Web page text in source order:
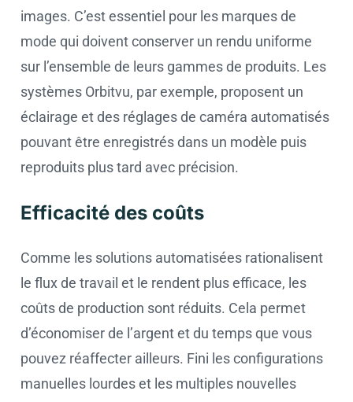
images. C’est essentiel pour les marques de
mode qui doivent conserver un rendu uniforme
sur l’ensemble de leurs gammes de produits. Les
systèmes Orbitvu, par exemple, proposent un
éclairage et des réglages de caméra automatisés
pouvant être enregistrés dans un modèle puis
reproduits plus tard avec précision.
Efficacité des coûts
Comme les solutions automatisées rationalisent
le flux de travail et le rendent plus efficace, les
coûts de production sont réduits. Cela permet
d’économiser de l’argent et du temps que vous
pouvez réaffecter ailleurs. Fini les configurations
manuelles lourdes et les multiples nouvelles